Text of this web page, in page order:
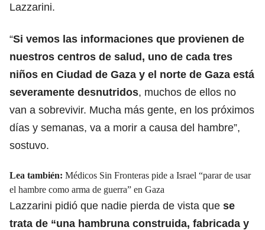
Lazzarini.
“Si vemos las informaciones que provienen de
nuestros centros de salud, uno de cada tres
niños en Ciudad de Gaza y el norte de Gaza está
severamente desnutridos, muchos de ellos no
van a sobrevivir. Mucha más gente, en los próximos
días y semanas, va a morir a causa del hambre”,
sostuvo.
Lea también: Médicos Sin Fronteras pide a Israel “parar de usar
el hambre como arma de guerra” en Gaza
Lazzarini pidió que nadie pierda de vista que se
trata de “una hambruna construida, fabricada y